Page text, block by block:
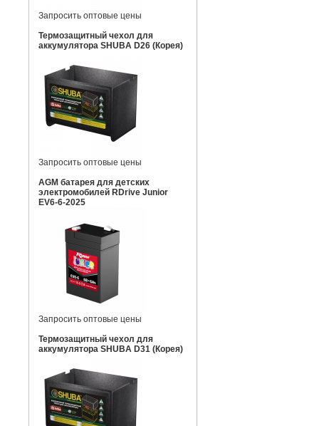
Запросить оптовые цены
Термозащитный чехол для
аккумулятора SHUBA D26 (Корея)
Запросить оптовые цены
AGM батарея для детских
электромобилей RDrive Junior
EV6-6-2025
Запросить оптовые цены
Термозащитный чехол для
аккумулятора SHUBA D31 (Корея)